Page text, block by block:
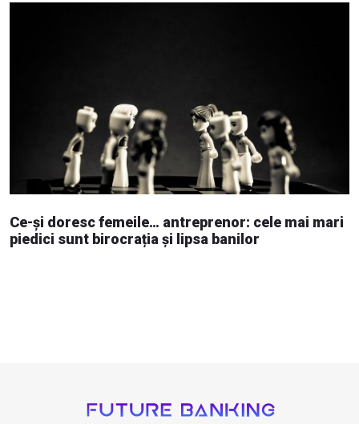
Ce-și doresc femeile… antreprenor: cele mai mari
piedici sunt birocrația și lipsa banilor